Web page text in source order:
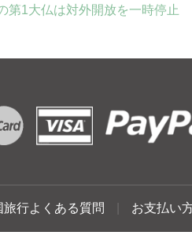
第1大仏は対外開放を一時停止
旅行よくある質問 お支払い